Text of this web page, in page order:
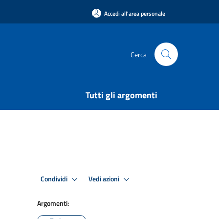
Accedi all'area personale
Cerca
Tutti gli argomenti
Condividi Vedi azioni
Argomenti: